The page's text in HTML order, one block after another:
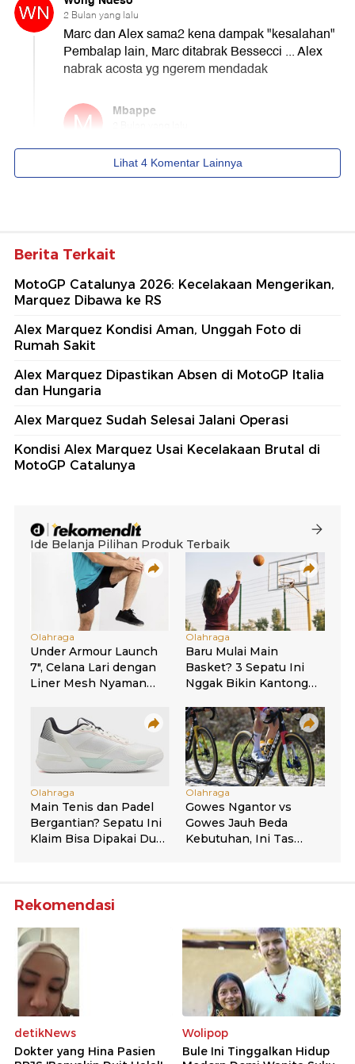
Berita Terkait
MotoGP Catalunya 2026: Kecelakaan Mengerikan,
Marquez Dibawa ke RS
Alex Marquez Kondisi Aman, Unggah Foto di
Rumah Sakit
Alex Marquez Dipastikan Absen di MotoGP Italia
dan Hungaria
Alex Marquez Sudah Selesai Jalani Operasi
Kondisi Alex Marquez Usai Kecelakaan Brutal di
MotoGP Catalunya
Rekomendasi
detikNews
Dokter yang Hina Pasien
Wolipop
Bule Ini Tinggalkan Hidup